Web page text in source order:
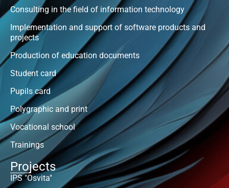
Consulting in the field of information technology
Implementation and support of software products and
projects
Production of education documents
Student card
Pupils card
Polygraphic and print
Vocational school
Trainings
Projects
IPS "Osvita"